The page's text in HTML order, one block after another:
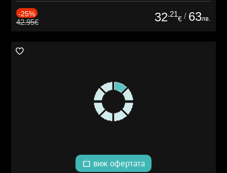
-25%
42.95€ 32.21
€ / 63лв.
виж офертата